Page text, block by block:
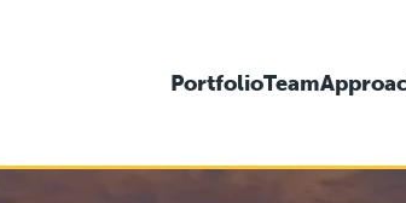
PortfolioTeam